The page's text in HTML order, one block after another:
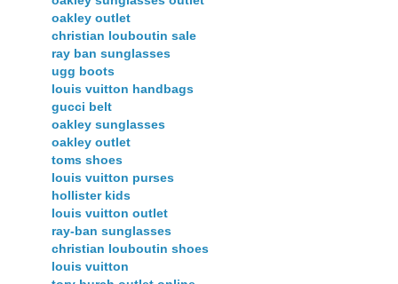
oakley outlet
christian louboutin sale
ray ban sunglasses
ugg boots
louis vuitton handbags
gucci belt
oakley sunglasses
oakley outlet
toms shoes
louis vuitton purses
hollister kids
louis vuitton outlet
ray-ban sunglasses
christian louboutin shoes
louis vuitton